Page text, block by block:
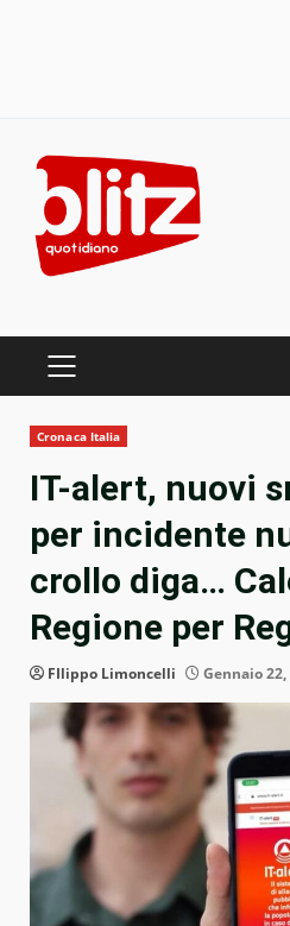
content
PRIMARY
Cronaca Italia
IT-alert, nuovi
per incidente
crollo diga…
Regione per
FIlippo Limoncelli Gennaio 22,